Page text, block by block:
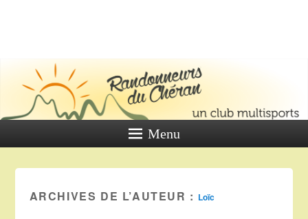
DU
Un club multi sports
Menu
ARCHIVES DE L’AUTEUR : Loïc